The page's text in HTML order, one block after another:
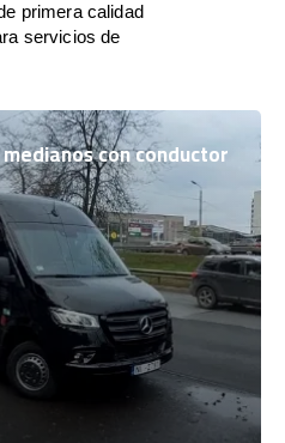
primera calidad
servicios de
con conductor